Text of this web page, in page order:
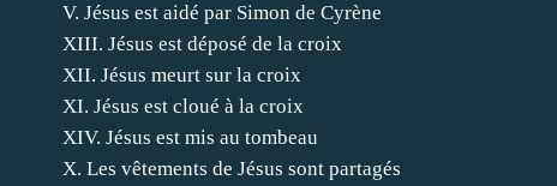
V. Jésus est aidé par Simon de Cyrène
XIII. Jésus est déposé de la croix
XII. Jésus meurt sur la croix
XI. Jésus est cloué à la croix
XIV. Jésus est mis au tombeau
X. Les vêtements de Jésus sont partagés